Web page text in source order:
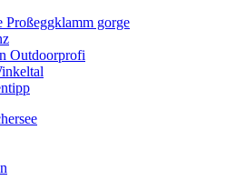
gorge
Outdoorprofi